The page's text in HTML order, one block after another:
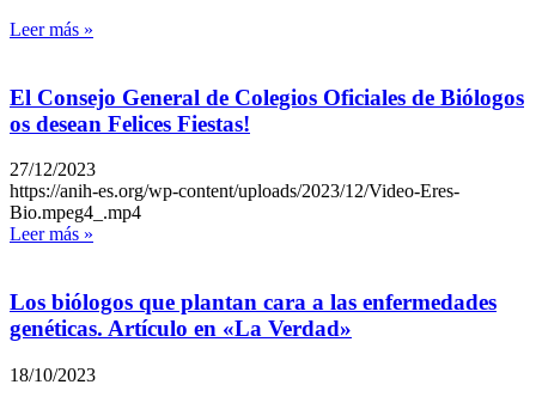
Leer más »
El Consejo General de Colegios Oficiales de Biólogos
os desean Felices Fiestas!
27/12/2023
https://anih-es.org/wp-content/uploads/2023/12/Video-Eres-
Bio.mpeg4_.mp4
Leer más »
Los biólogos que plantan cara a las enfermedades
genéticas. Artículo en «La Verdad»
18/10/2023